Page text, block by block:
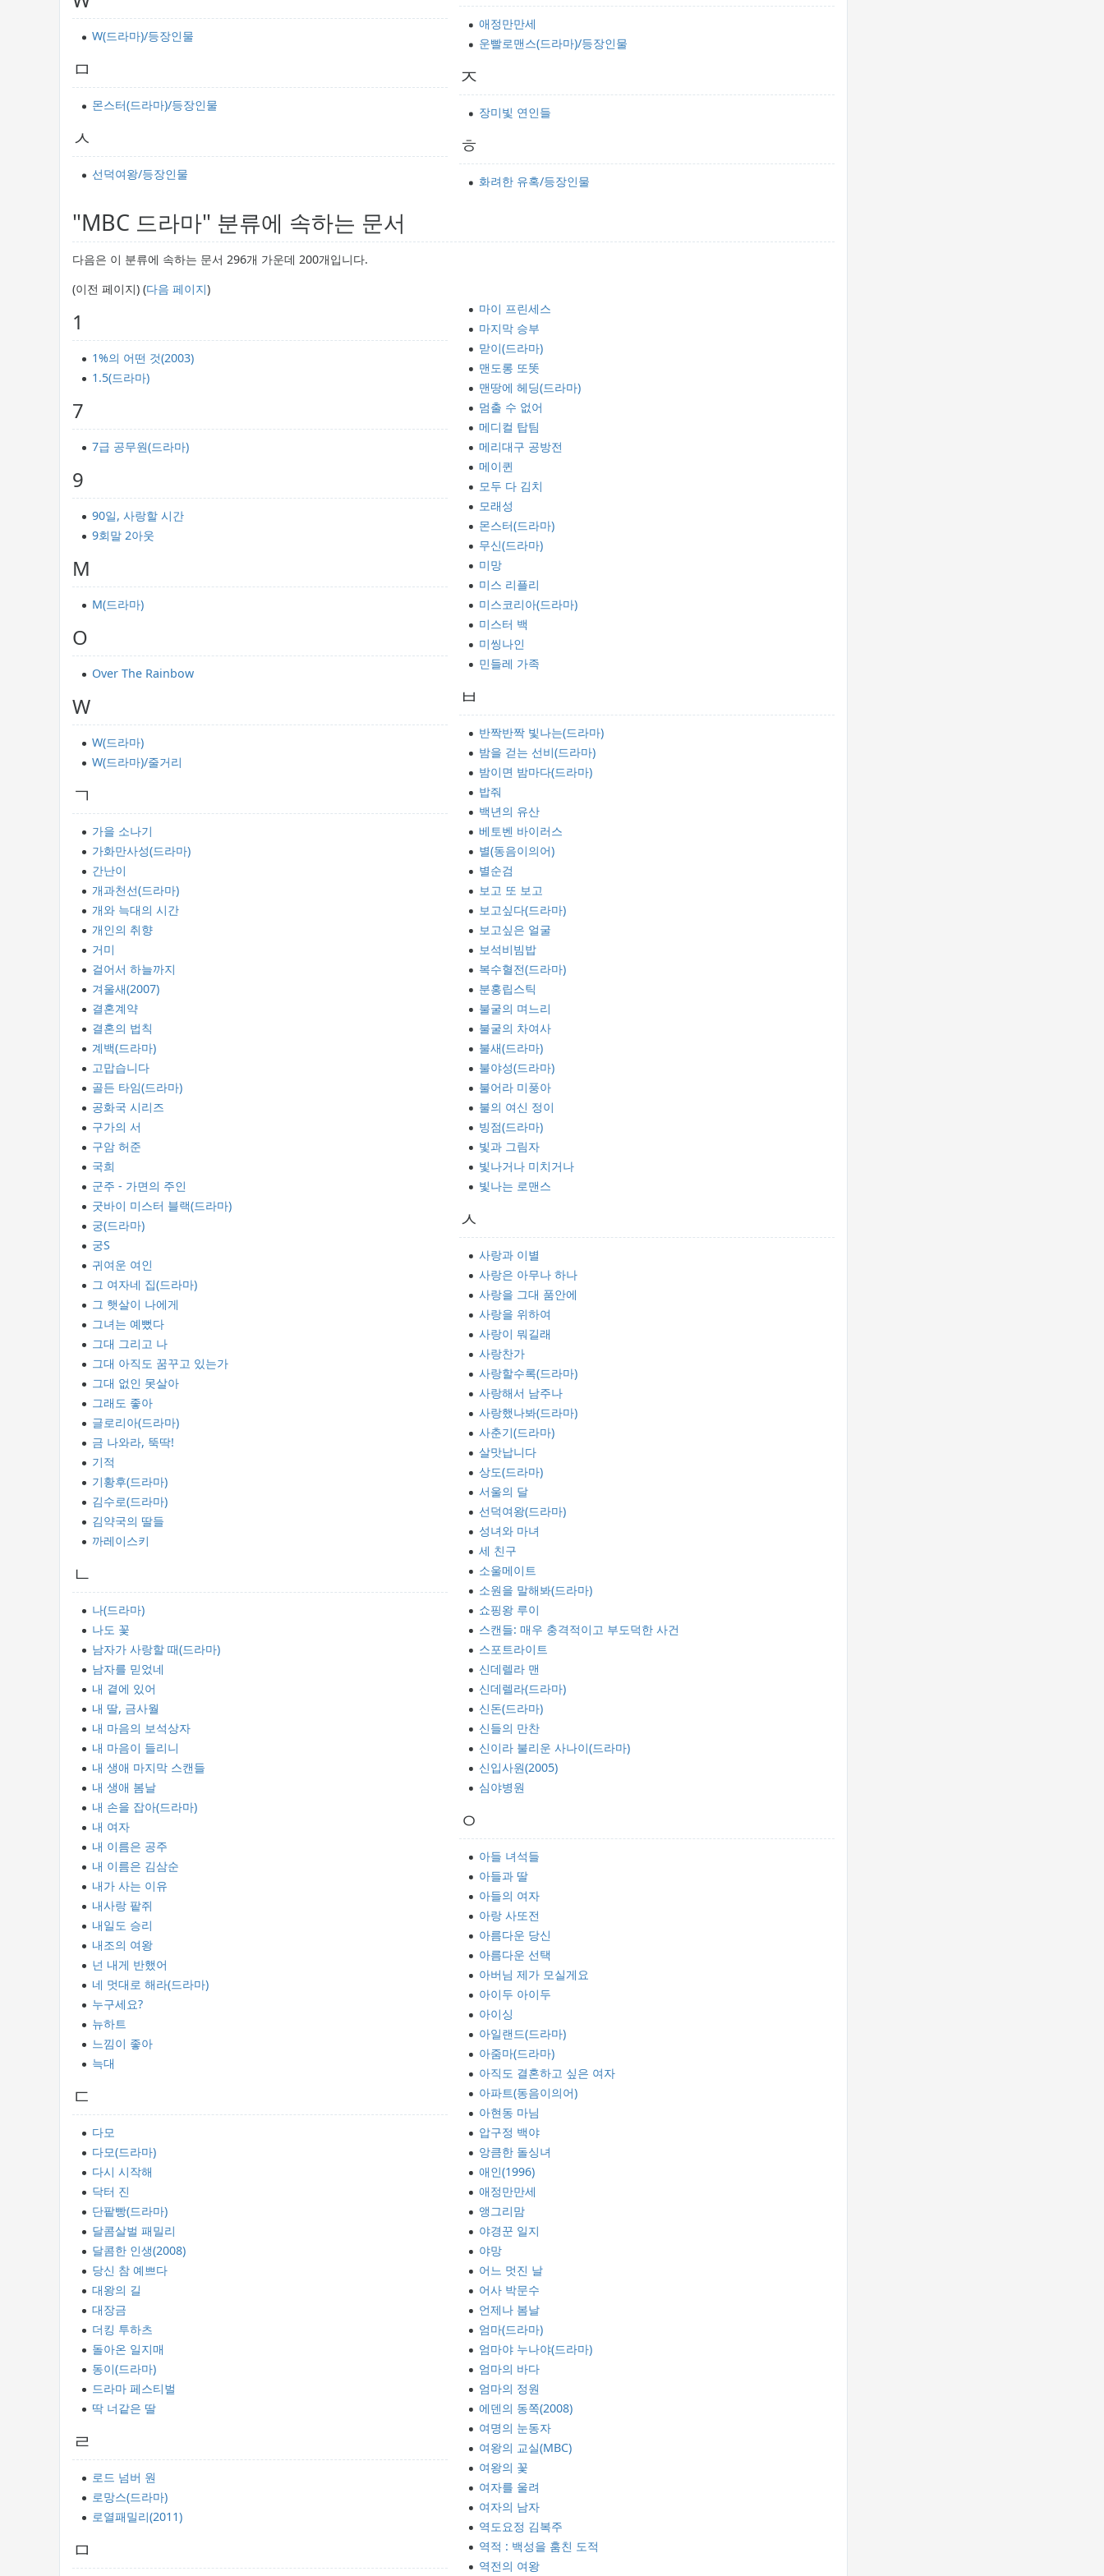
W(드라마)/등장인물
ㅁ
몬스터(드라마)/등장인물
ㅅ
선덕여왕/등장인물
애정만만세
운빨로맨스(드라마)/등장인물
ㅈ
장미빛 연인들
ㅎ
화려한 유혹/등장인물
"MBC 드라마" 분류에 속하는 문서
다음은 이 분류에 속하는 문서 296개 가운데 200개입니다.
(이전 페이지) (다음 페이지)
1
1%의 어떤 것(2003)
1.5(드라마)
7
7급 공무원(드라마)
9
90일, 사랑할 시간
9회말 2아웃
M
M(드라마)
O
Over The Rainbow
W
W(드라마)
W(드라마)/줄거리
ㄱ
가을 소나기
가화만사성(드라마)
간난이
개과천선(드라마)
개와 늑대의 시간
개인의 취향
거미
걸어서 하늘까지
겨울새(2007)
결혼계약
결혼의 법칙
계백(드라마)
고맙습니다
골든 타임(드라마)
공화국 시리즈
구가의 서
구암 허준
국희
군주 - 가면의 주인
굿바이 미스터 블랙(드라마)
궁(드라마)
궁S
귀여운 여인
그 여자네 집(드라마)
그 햇살이 나에게
그녀는 예뻤다
그대 그리고 나
그대 아직도 꿈꾸고 있는가
그대 없인 못살아
그래도 좋아
글로리아(드라마)
금 나와라, 뚝딱!
기적
기황후(드라마)
김수로(드라마)
김약국의 딸들
까레이스키
ㄴ
나(드라마)
나도 꽃
남자가 사랑할 때(드라마)
남자를 믿었네
내 곁에 있어
내 딸, 금사월
내 마음의 보석상자
내 마음이 들리니
내 생애 마지막 스캔들
내 생애 봄날
내 손을 잡아(드라마)
내 여자
내 이름은 공주
내 이름은 김삼순
내가 사는 이유
내사랑 팥쥐
내일도 승리
내조의 여왕
넌 내게 반했어
네 멋대로 해라(드라마)
누구세요?
뉴하트
느낌이 좋아
늑대
ㄷ
다모
다모(드라마)
다시 시작해
닥터 진
단팥빵(드라마)
달콤살벌 패밀리
달콤한 인생(2008)
당신 참 예쁘다
대왕의 길
대장금
더킹 투하츠
돌아온 일지매
동이(드라마)
드라마 페스티벌
딱 너같은 딸
ㄹ
로드 넘버 원
로망스(드라마)
로열패밀리(2011)
ㅁ
마이 프린세스
마지막 승부
맏이(드라마)
맨도롱 또똣
맨땅에 헤딩(드라마)
멈출 수 없어
메디컬 탑팀
메리대구 공방전
메이퀸
모두 다 김치
모래성
몬스터(드라마)
무신(드라마)
미망
미스 리플리
미스코리아(드라마)
미스터 백
미씽나인
민들레 가족
ㅂ
반짝반짝 빛나는(드라마)
밤을 걷는 선비(드라마)
밤이면 밤마다(드라마)
밥줘
백년의 유산
베토벤 바이러스
별(동음이의어)
별순검
보고 또 보고
보고싶다(드라마)
보고싶은 얼굴
보석비빔밥
복수혈전(드라마)
분홍립스틱
불굴의 며느리
불굴의 차여사
불새(드라마)
불야성(드라마)
불어라 미풍아
불의 여신 정이
빙점(드라마)
빛과 그림자
빛나거나 미치거나
빛나는 로맨스
ㅅ
사랑과 이별
사랑은 아무나 하나
사랑을 그대 품안에
사랑을 위하여
사랑이 뭐길래
사랑찬가
사랑할수록(드라마)
사랑해서 남주나
사랑했나봐(드라마)
사춘기(드라마)
살맛납니다
상도(드라마)
서울의 달
선덕여왕(드라마)
성녀와 마녀
세 친구
소울메이트
소원을 말해봐(드라마)
쇼핑왕 루이
스캔들: 매우 충격적이고 부도덕한 사건
스포트라이트
신데렐라 맨
신데렐라(드라마)
신돈(드라마)
신들의 만찬
신이라 불리운 사나이(드라마)
신입사원(2005)
심야병원
ㅇ
아들 녀석들
아들과 딸
아들의 여자
아랑 사또전
아름다운 당신
아름다운 선택
아버님 제가 모실게요
아이두 아이두
아이싱
아일랜드(드라마)
아줌마(드라마)
아직도 결혼하고 싶은 여자
아파트(동음이의어)
아현동 마님
압구정 백야
앙큼한 돌싱녀
애인(1996)
애정만만세
앵그리맘
야경꾼 일지
야망
어느 멋진 날
어사 박문수
언제나 봄날
엄마(드라마)
엄마야 누나야(드라마)
엄마의 바다
엄마의 정원
에덴의 동쪽(2008)
여명의 눈동자
여왕의 교실(MBC)
여왕의 꽃
여자를 울려
여자의 남자
역도요정 김복주
역적 : 백성을 훔친 도적
역전의 여왕